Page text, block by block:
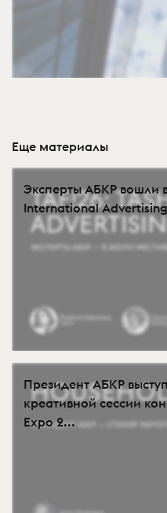
Еще материалы
Эксперты АБКР вошли
International
Президент АБКР
креативной сессии
Expo 2...